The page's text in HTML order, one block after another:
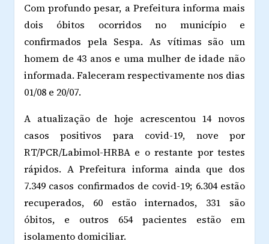
Com profundo pesar, a Prefeitura informa mais
dois óbitos ocorridos no município e
confirmados pela Sespa. As vítimas são um
homem de 43 anos e uma mulher de idade não
informada. Faleceram respectivamente nos dias
01/08 e 20/07.
A atualização de hoje acrescentou 14 novos
casos positivos para covid-19, nove por
RT/PCR/Labimol-HRBA e o restante por testes
rápidos. A Prefeitura informa ainda que dos
7.349 casos confirmados de covid-19; 6.304 estão
recuperados, 60 estão internados, 331 são
óbitos, e outros 654 pacientes estão em
isolamento domiciliar.